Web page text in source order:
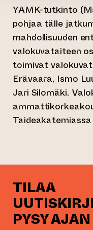
YAMK-tutkinto
pohjaa tälle
mahdollisuuden
valokuvataiteen
toimivat
Erävaara, Ismo
Jari Silomäki.
TILAA
PYSY